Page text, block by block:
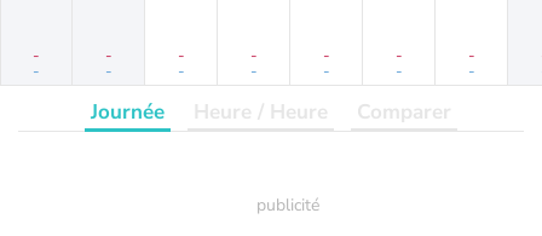
-
-
-
-
-
-
-
-
-
-
-
-
-
-
Journée Heure / Heure Comparer